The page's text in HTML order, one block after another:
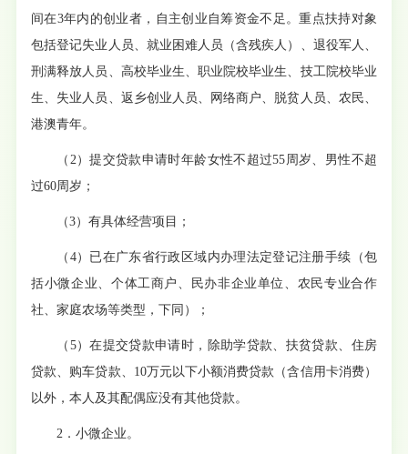
间在3年内的创业者，自主创 业 自筹资金不足。重点扶持对象
包括登记失业人员、就业困难人员（含残疾人）
退役军人、
刑满释放人员、高校毕业生、职业院校毕业生、技工院校毕业
生、失业人员、返乡创业人员、网络商户、脱贫人员、农民、
港澳青年。
（ 2 ）提交贷款申请时年龄女性不超过55周岁、男性不超
过60周岁；
（3）有具体经营项目；
（ 4） 已在广东省行政区域内办理法定登记注册手续（包
括小微企业、个体工商户、民办非企业单位、农民专业合作
社、家庭农场等类型，下同）
；
（ 5）在提交贷款申请时，除助学贷款、扶贫贷款、住房
贷款、购车贷款、 10万元以下小额消费贷款（含信用卡消费）
以外，本人及其配偶应没有其他贷款。
2．小微企业。